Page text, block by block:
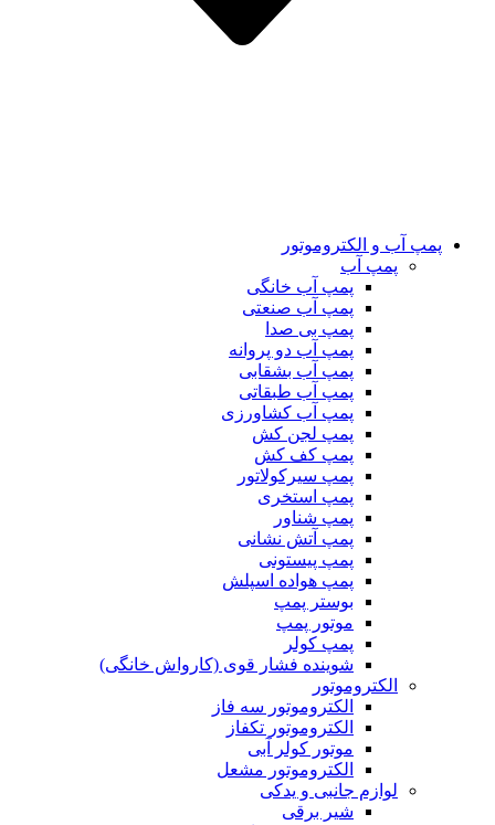
پمپ آب و الکتروموتور
پمپ آب
پمپ آب خانگی
پمپ آب صنعتی
پمپ بی صدا
پمپ آب دو پروانه
پمپ آب بشقابی
پمپ آب طبقاتی
پمپ آب کشاورزی
پمپ لجن کش
پمپ کف کش
پمپ سیرکولاتور
پمپ استخری
پمپ شناور
پمپ آتش نشانی
پمپ پیستونی
پمپ هواده اسپلش
بوستر پمپ
موتور پمپ
پمپ کولر
شوینده فشار قوی (کارواش خانگی)
الکتروموتور
الکتروموتور سه فاز
الکتروموتور تکفاز
موتور کولر آبی
الکتروموتور مشعل
لوازم جانبی و یدکی
شیر برقی